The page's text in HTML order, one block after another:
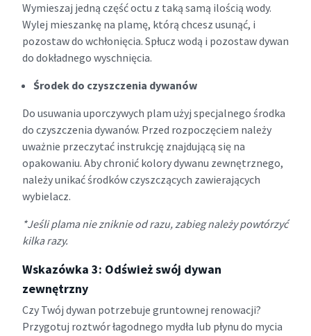
Wymieszaj jedną część octu z taką samą ilością wody.
Wylej mieszankę na plamę, którą chcesz usunąć, i
pozostaw do wchłonięcia. Spłucz wodą i pozostaw dywan
do dokładnego wyschnięcia.
Środek do czyszczenia dywanów
Do usuwania uporczywych plam użyj specjalnego środka
do czyszczenia dywanów. Przed rozpoczęciem należy
uważnie przeczytać instrukcję znajdującą się na
opakowaniu. Aby chronić kolory dywanu zewnętrznego,
należy unikać środków czyszczących zawierających
wybielacz.
*Jeśli plama nie zniknie od razu, zabieg należy powtórzyć
kilka razy.
Wskazówka 3: Odśwież swój dywan
zewnętrzny
Czy Twój dywan potrzebuje gruntownej renowacji?
Przygotuj roztwór łagodnego mydła lub płynu do mycia